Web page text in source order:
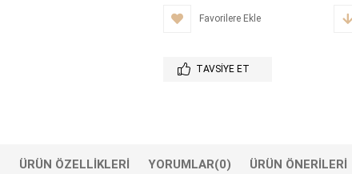
Favorilere Ekle
TAVSIYE ET
ÜRÜN ÖZELLIKLERI YORUMLAR(0) ÜRÜN ÖNERILERI